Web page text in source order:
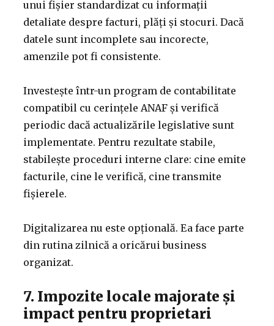
unui fișier standardizat cu informații
detaliate despre facturi, plăți și stocuri. Dacă
datele sunt incomplete sau incorecte,
amenzile pot fi consistente.
Investește într-un program de contabilitate
compatibil cu cerințele ANAF și verifică
periodic dacă actualizările legislative sunt
implementate. Pentru rezultate stabile,
stabilește proceduri interne clare: cine emite
facturile, cine le verifică, cine transmite
fișierele.
Digitalizarea nu este opțională. Ea face parte
din rutina zilnică a oricărui business
organizat.
7. Impozite locale majorate și
impact pentru proprietari